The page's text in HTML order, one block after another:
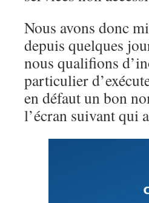
Nous avons donc
depuis quelques
nous qualifions
particulier
en défaut un bon
l’écran suivant qui